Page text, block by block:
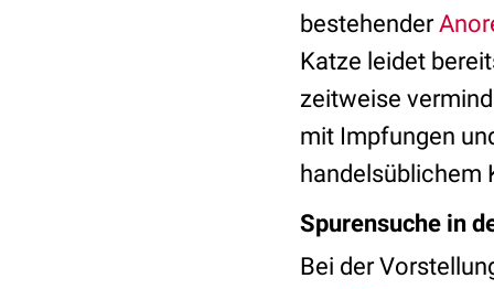
bestehender
Katze leidet
zeitweise
mit Impfungen
handelsüblichem
Spurensuche in
Bei der